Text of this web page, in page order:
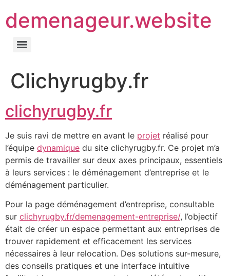
demenageur.website
Clichyrugby.fr
clichyrugby.fr
Je suis ravi de mettre en avant le projet réalisé pour
l’équipe dynamique du site clichyrugby.fr. Ce projet m’a
permis de travailler sur deux axes principaux, essentiels
à leurs services : le déménagement d’entreprise et le
déménagement particulier.
Pour la page déménagement d’entreprise, consultable
sur clichyrugby.fr/demenagement-entreprise/, l’objectif
était de créer un espace permettant aux entreprises de
trouver rapidement et efficacement les services
nécessaires à leur relocation. Des solutions sur-mesure,
des conseils pratiques et une interface intuitive